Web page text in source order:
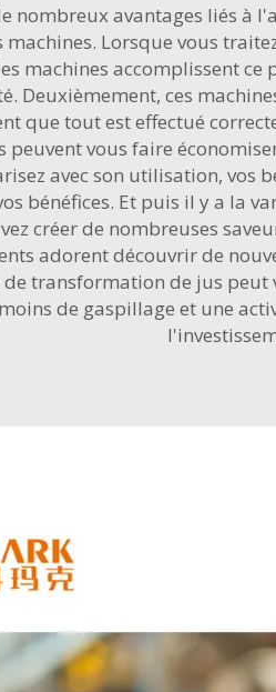
nombreux avantages liés à
machines. Lorsque vous
machines accomplissent
Deuxièmement, ces
que tout est effectué
peuvent vous faire
avec son utilisation, vos
bénéfices. Et puis il y a la
créer de nombreuses
adorent découvrir de
de transformation de jus peut
de gaspillage et une